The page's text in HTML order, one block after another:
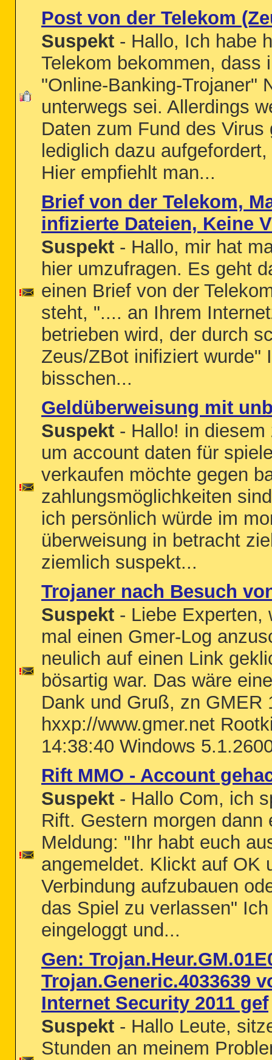
Post von der Telekom
Suspekt - Hallo, Ich habe
Telekom bekommen, dass
"Online-Banking-Trojaner"
unterwegs sei. Allerdings
Daten zum Fund des Virus
lediglich dazu
Hier empfiehlt man...
Brief von der Telekom,
infizierte Dateien, Keine
Suspekt - Hallo, mir hat
hier umzufragen. Es geht
einen Brief von der
steht, ".... an Ihrem
betrieben wird, der durch
Zeus/ZBot inifiziert wurde"
bisschen...
Geldüberweisung mit
Suspekt - Hallo! in
um account daten für
verkaufen möchte gegen
zahlungsmöglichkeiten
ich persönlich würde im
überweisung in betracht
ziemlich suspekt...
Trojaner nach Besuch
Suspekt - Liebe Experten,
mal einen Gmer-Log
neulich auf einen Link
bösartig war. Das wäre
Dank und Gruß, zn GMER
hxxp://www.gmer.net
14:38:40 Windows
Rift MMO - Account
Suspekt - Hallo Com, ich
Rift. Gestern morgen dann
Meldung: "Ihr habt euch
angemeldet. Klickt auf OK
Verbindung aufzubauen
das Spiel zu verlassen"
eingeloggt und...
Gen:
Trojan.Generic.4033639
Internet Security 2011 gef
Suspekt - Hallo Leute,
Stunden an meinem